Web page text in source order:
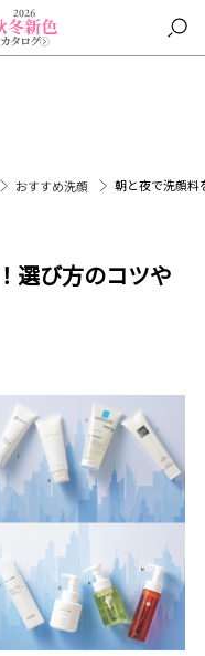
おすすめ洗顔 朝と夜で洗顔料
選び方のコツや